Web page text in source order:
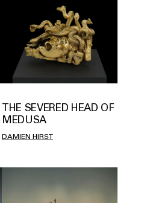
THE SEVERED HEAD OF
MEDUSA
DAMIEN HIRST